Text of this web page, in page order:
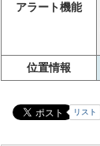
アラート機能
位置情報
リスト